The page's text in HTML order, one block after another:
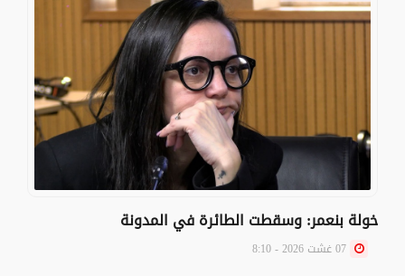
خولة بنعمر: وسقطت الطائرة في المدونة